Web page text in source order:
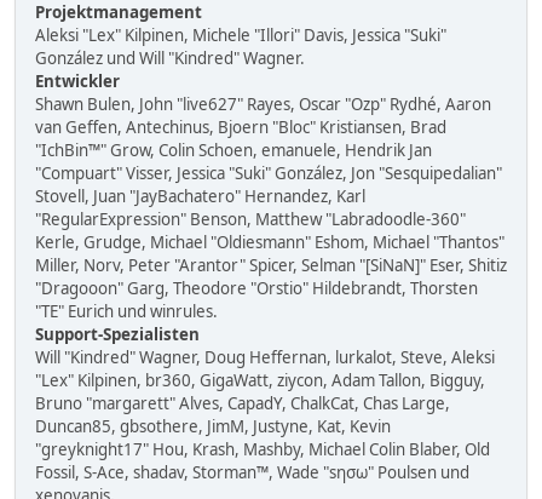
Projektmanagement
Aleksi "Lex" Kilpinen, Michele "Illori" Davis, Jessica "Suki"
González und Will "Kindred" Wagner.
Entwickler
Shawn Bulen, John "live627" Rayes, Oscar "Ozp" Rydhé, Aaron
van Geffen, Antechinus, Bjoern "Bloc" Kristiansen, Brad
"IchBin™" Grow, Colin Schoen, emanuele, Hendrik Jan
"Compuart" Visser, Jessica "Suki" González, Jon "Sesquipedalian"
Stovell, Juan "JayBachatero" Hernandez, Karl
"RegularExpression" Benson, Matthew "Labradoodle-360"
Kerle, Grudge, Michael "Oldiesmann" Eshom, Michael "Thantos"
Miller, Norv, Peter "Arantor" Spicer, Selman "[SiNaN]" Eser, Shitiz
"Dragooon" Garg, Theodore "Orstio" Hildebrandt, Thorsten
"TE" Eurich und winrules.
Support-Spezialisten
Will "Kindred" Wagner, Doug Heffernan, lurkalot, Steve, Aleksi
"Lex" Kilpinen, br360, GigaWatt, ziycon, Adam Tallon, Bigguy,
Bruno "margarett" Alves, CapadY, ChalkCat, Chas Large,
Duncan85, gbsothere, JimM, Justyne, Kat, Kevin
"greyknight17" Hou, Krash, Mashby, Michael Colin Blaber, Old
Fossil, S-Ace, shadav, Storman™, Wade "sησω" Poulsen und